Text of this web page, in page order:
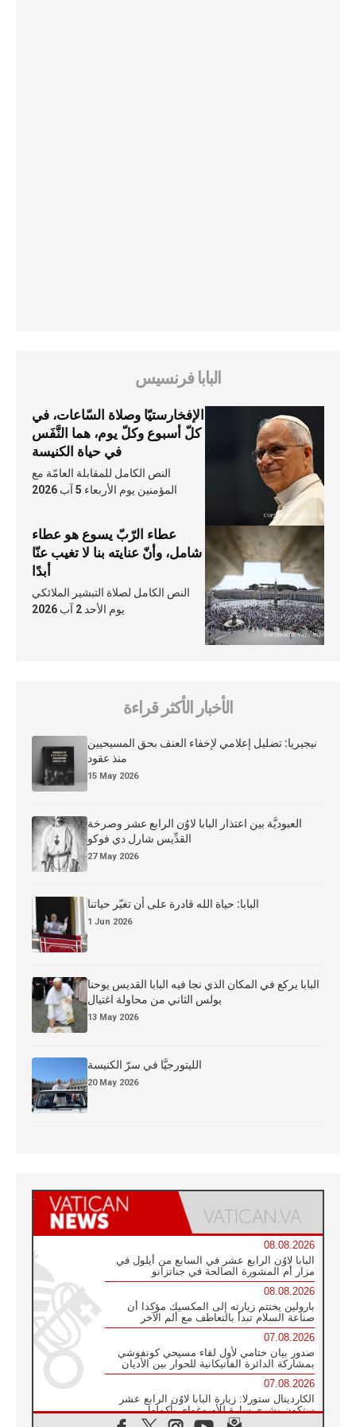
البابا فرنسيس
الإفخارستيّا وصلاة السّاعات، في
كلّ أسبوع وكلّ يوم، هما النَّفَس
في حياة الكنيسة
النص الكامل للمقابلة العامّة مع
المؤمنين يوم الأربعاء 5 آب 2026
عطاء الرّبّ يسوع هو عطاء
شامل، وأنّ عنايته بنا لا تغيب عنّا
أبدًا
النص الكامل لصلاة التبشير الملائكي
يوم الأحد 2 آب 2026
الأخبار الأكثر قراءة
نيجيريا: تضليل إعلامي لإخفاء العنف بحق المسيحيين
منذ عقود
15 May 2026
العبوديَّة بين اعتذار البابا لاوُن الرابع عشر وصرخة
القدِّيس شارل دي فوكو
27 May 2026
البابا: حياة الله قادرة على أن تغيّر حياتنا
1 Jun 2026
البابا يركع في المكان الذي نجا فيه البابا القديس يوحنا
بولس الثاني من محاولة اغتيال
13 May 2026
الليتورجيَّا في سرّ الكنيسة
20 May 2026
08.08.2026
البابا لاوُن الرابع عشر في السابع من أيلول في
مزار أم المشورة الصالحة في جناتزانو
08.08.2026
بارولين يختتم زيارته إلى المكسيك مؤكدا أن
صناعة السلام تبدأ بالتعاطف مع ألم الآخر
07.08.2026
صدور بيان ختامي لأول لقاء مسيحي كونفوشي
بمشاركة الدائرة الفاتيكانية للحوار بين الأديان
07.08.2026
الكاردينال ستورلا: زيارة البابا لاوُن الرابع عشر
ستكون بشرى سارة للأوروغواي بأكملها